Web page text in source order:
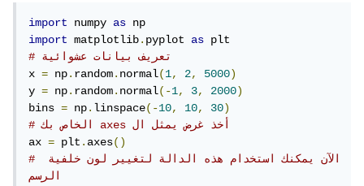
import numpy as
import matplotlib.pyplot as
# تعريف بيانات عشوائية
x = np.random.normal(1, 2, 5000)
y = np.random.normal(-1, 3, 2000)
bins = np.linspace(-10, 10, 30)
ax = plt.axes()
# الآن يمكنك استخدام هذه الدالة لتغيير لون خلفية
الرسم